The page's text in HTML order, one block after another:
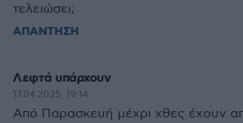
τελειώσει;
ΑΠΑΝΤΗΣΗ
Λεφτά υπάρχουν
17.04.2025, 19:14
Από Παρασκευή μέχρι χθες έχουν